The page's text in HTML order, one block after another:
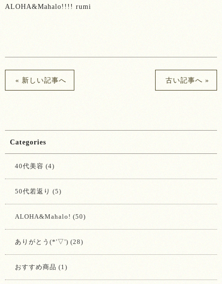
ALOHA&Mahalo!!!! rumi
« 新しい記事へ 古い記事へ »
Categories
40代美容 (4)
50代若返り (5)
ALOHA&Mahalo! (50)
ありがとう(*'▽') (28)
おすすめ商品 (1)